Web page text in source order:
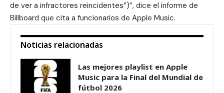
de ver a infractores reincidentes”)”, dice el informe de
Billboard que cita a funcionarios de Apple Music.
Noticias relacionadas
Las mejores playlist en Apple
Music para la Final del Mundial de
fútbol 2026